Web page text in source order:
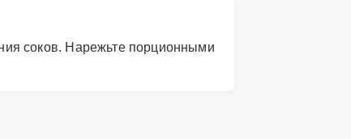
соков. Нарежьте порционными